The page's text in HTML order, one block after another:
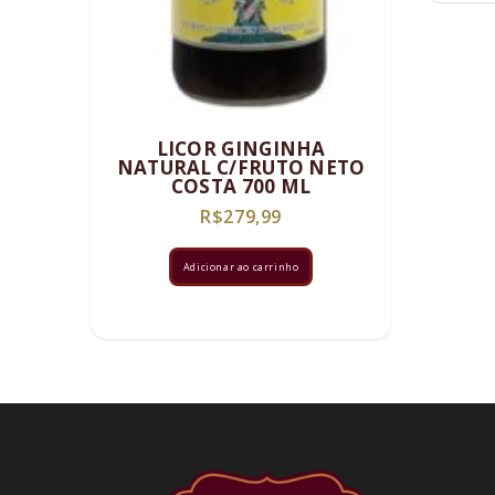
LICOR GINGINHA
NATURAL C/FRUTO NETO
COSTA 700 ML
R$279,99
Adicionar ao carrinho